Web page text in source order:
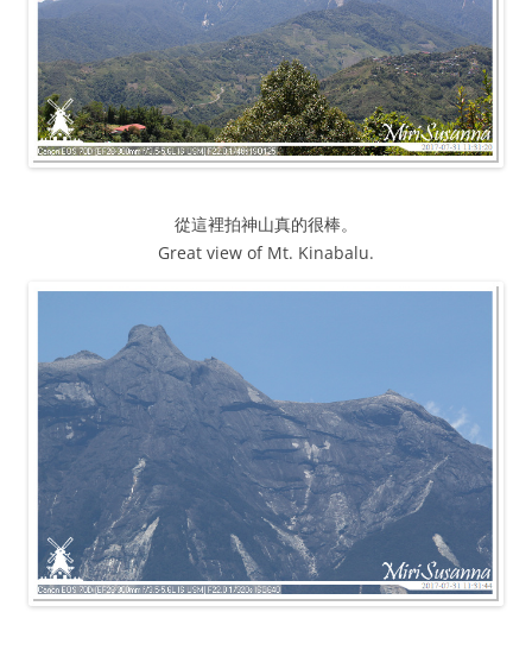
從這裡拍神山真的很棒。
Great view of Mt. Kinabalu.